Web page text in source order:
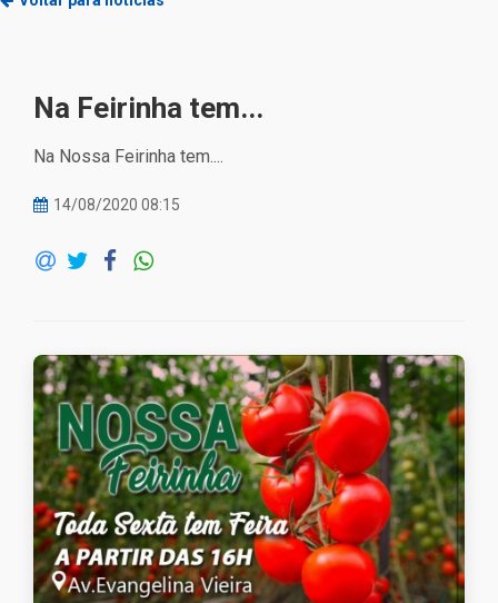
Na Feirinha tem...
Na Nossa Feirinha tem....
14/08/2020 08:15